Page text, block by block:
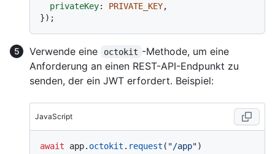
privateKey: PRIVATE_KEY,
Verwende eine octokit -Methode, um eine
Anforderung an einen REST-API-Endpunkt zu
senden, der ein JWT erfordert. Beispiel:
JavaScript
await app. octokit . request ( "/app"